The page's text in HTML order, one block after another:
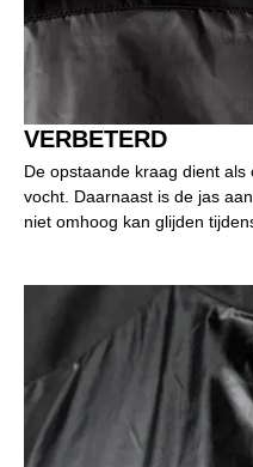
VERBETERD
De opstaande kraag dient
vocht. Daarnaast is de jas
niet omhoog kan glijden